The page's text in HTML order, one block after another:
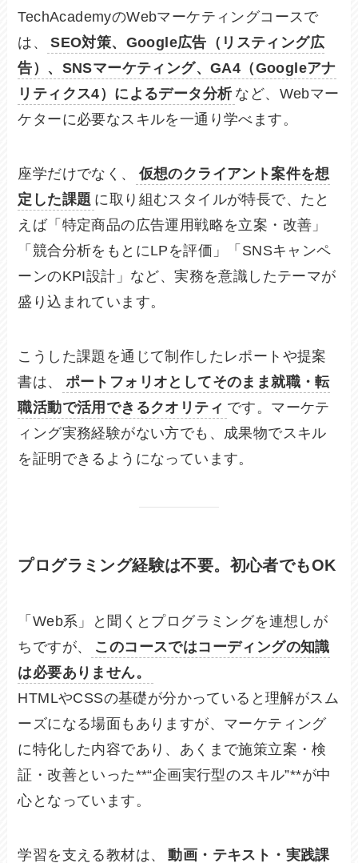
TechAcademyのWebマーケティングコースで
は、
SEO対策、Google広告（リスティング広
告）、SNSマーケティング、GA4（Googleアナ
リティクス4）によるデータ分析 など、Webマー
ケターに必要なスキルを一通り学べます。
座学だけでなく、
仮想のクライアント案件を想
定した課題 に取り組むスタイルが特長で、たと
えば「特定商品の広告運用戦略を立案・改善」
「競合分析をもとにLPを評価」「SNSキャンペ
ーンのKPI設計」など、実務を意識したテーマが
盛り込まれています。
こうした課題を通じて制作したレポートや提案
書は、
ポートフォリオとしてそのまま就職・転
職活動で活用できるクオリティ です。マーケテ
ィング実務経験がない方でも、成果物でスキル
を証明できるようになっています。
プログラミング経験は不要。初心者でもOK
「Web系」と聞くとプログラミングを連想しが
ちですが、
このコースではコーディングの知識
は必要ありません。
HTMLやCSSの基礎が分かっていると理解がスム
ーズになる場面もありますが、マーケティング
に特化した内容であり、あくまで施策立案・検
証・改善といった**“企画実行型のスキル”**が中
心となっています。
学習を支える教材は、
動画・テキスト・実践課